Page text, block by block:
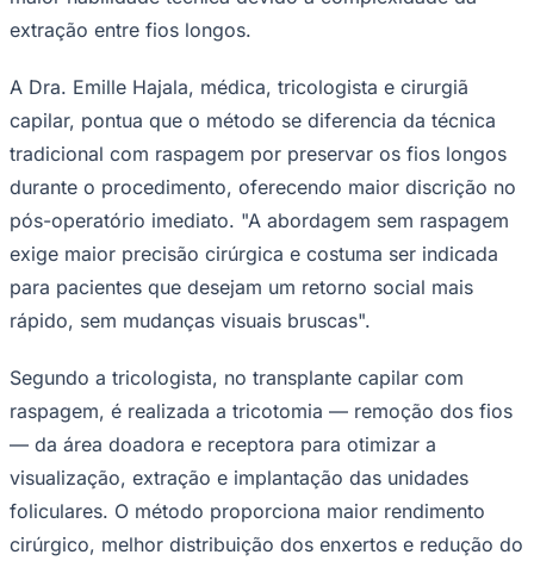
Corinthians
extração entre fios longos.
A Dra. Emille Hajala, médica, tricologista e cirurgiã
capilar, pontua que o método se diferencia da técnica
tradicional com raspagem por preservar os fios longos
durante o procedimento, oferecendo maior discrição no
pós-operatório imediato. "A abordagem sem raspagem
exige maior precisão cirúrgica e costuma ser indicada
para pacientes que desejam um retorno social mais
rápido, sem mudanças visuais bruscas".
Segundo a tricologista, no transplante capilar com
raspagem, é realizada a tricotomia — remoção dos fios
— da área doadora e receptora para otimizar a
visualização, extração e implantação das unidades
foliculares. O método proporciona maior rendimento
cirúrgico, melhor distribuição dos enxertos e redução do